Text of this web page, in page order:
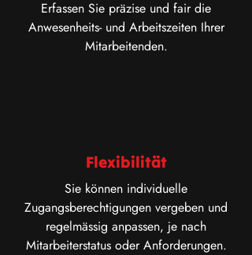
Erfassen Sie präzise und fair die
Anwesenheits- und Arbeitszeiten Ihrer
Mitarbeitenden.
Flexibilität
Sie können individuelle
Zugangsberechtigungen vergeben und
regelmässig anpassen, je nach
Mitarbeiterstatus oder Anforderungen.